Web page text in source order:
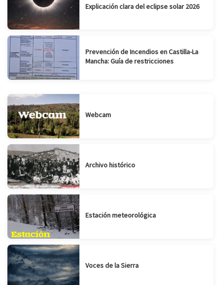
Explicación clara del eclipse solar 2026
Prevención de Incendios en Castilla-La
Mancha: Guía de restricciones
Webcam
Archivo histórico
Estación meteorológica
Voces de la Sierra